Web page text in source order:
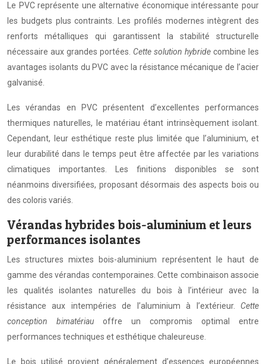
Le PVC représente une alternative économique intéressante pour
les budgets plus contraints. Les profilés modernes intègrent des
renforts métalliques qui garantissent la stabilité structurelle
nécessaire aux grandes portées. Cette solution hybride combine les
avantages isolants du PVC avec la résistance mécanique de l’acier
galvanisé.
Les vérandas en PVC présentent d’excellentes performances
thermiques naturelles, le matériau étant intrinsèquement isolant.
Cependant, leur esthétique reste plus limitée que l’aluminium, et
leur durabilité dans le temps peut être affectée par les variations
climatiques importantes. Les finitions disponibles se sont
néanmoins diversifiées, proposant désormais des aspects bois ou
des coloris variés.
Vérandas hybrides bois-aluminium et leurs
performances isolantes
Les structures mixtes bois-aluminium représentent le haut de
gamme des vérandas contemporaines. Cette combinaison associe
les qualités isolantes naturelles du bois à l’intérieur avec la
résistance aux intempéries de l’aluminium à l’extérieur. Cette
conception bimatériau offre un compromis optimal entre
performances techniques et esthétique chaleureuse.
Le bois utilisé provient généralement d’essences européennes